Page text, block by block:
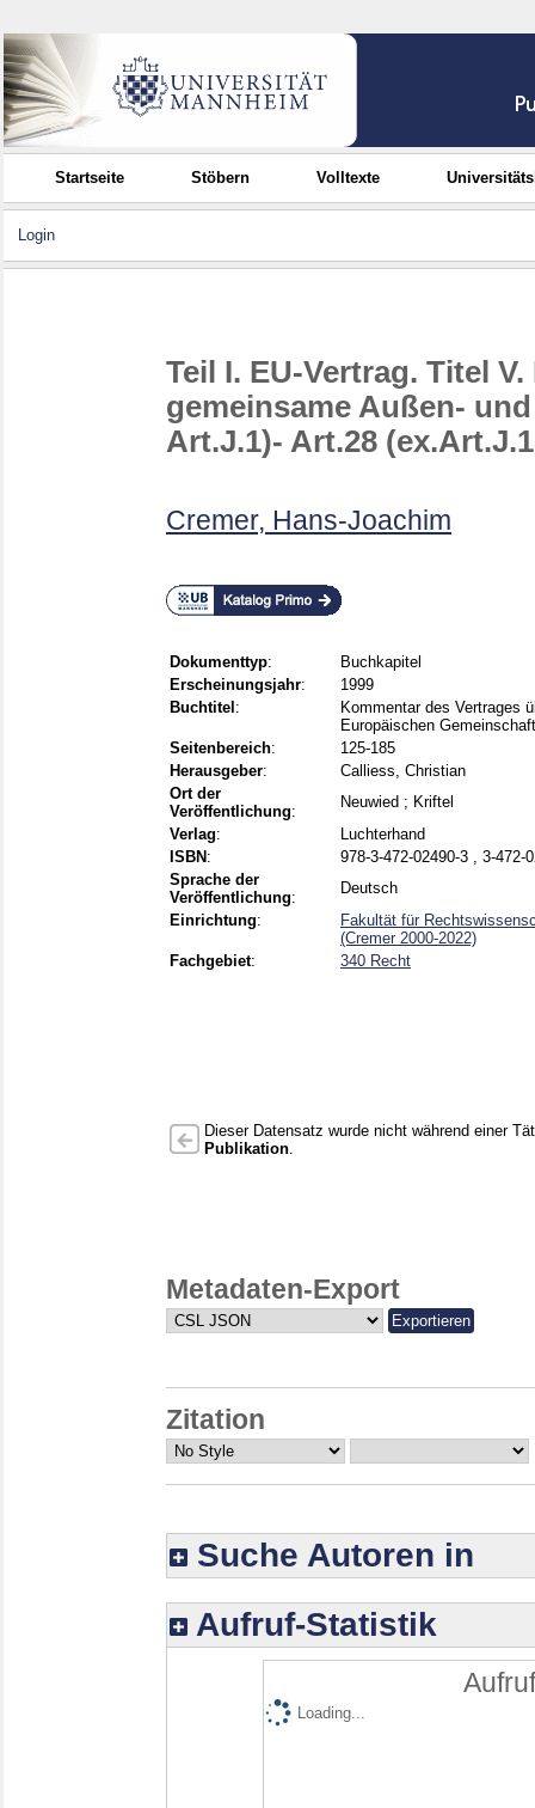
Startseite Stöbern Volltexte
Login
Teil I. EU-Vertrag. Titel
gemeinsame Außen-
Art.J.1)- Art.28
Cremer, Hans-Joachim
Dokumenttyp:
Buchkapitel
Erscheinungsjahr:
1999
Buchtitel :
Kommentar des Vertrages
Europäischen
Seitenbereich:
125-185
Herausgeber:
Calliess, Christian
Ort der
Veröffentlichung:
Neuwied ; Kriftel
Verlag:
Luchterhand
ISBN :
978-3-472-02490-3 , 3-472-
Sprache der
Veröffentlichung:
Deutsch
Einrichtung:
Fakultät für
(Cremer 2000-2022)
Fachgebiet: 340 Recht
Dieser Datensatz wurde nicht während einer
Publikation
Metadaten-Export
Zitation
Suche Autoren in
Aufruf-Statistik
Loading...